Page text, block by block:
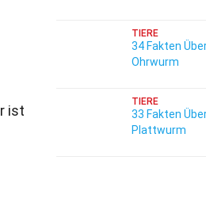
ist
TIERE
34 Fakten
Ohrwurm
TIERE
33 Fakten
Plattwurm